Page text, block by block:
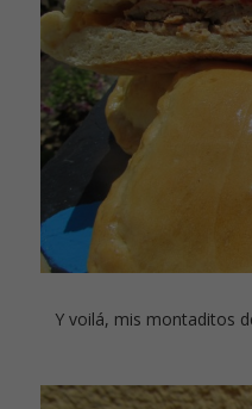
Y voilá, mis montaditos